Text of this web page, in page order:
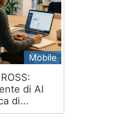
Mobile
di AI
di...